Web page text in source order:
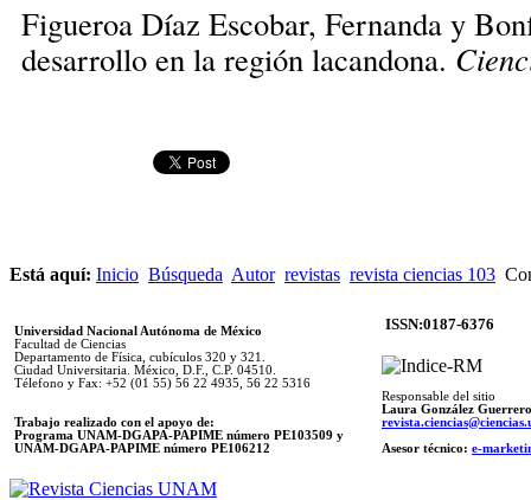
Figueroa Díaz Escobar, Fernanda y
desarrollo en la región lacandona.
Está aquí: Inicio Búsqueda Autor revistas revista ciencias 103
Universidad Nacional Autónoma de México
Facultad de Ciencias
Departamento de Física, cubículos 320 y 321.
Ciudad Universitaria. México, D.F., C.P. 04510.
Télefono y Fax: +52 (01 55) 56 22 4935, 56 22 5316
Trabajo realizado con el apoyo de:
Programa UNAM-DGAPA-PAPIME número PE103509 y
UNAM-DGAPA-PAPIME número PE106212
ISSN:0187-6376
Responsable del sitio
Laura González Guerrero
Asesor técnico: e-